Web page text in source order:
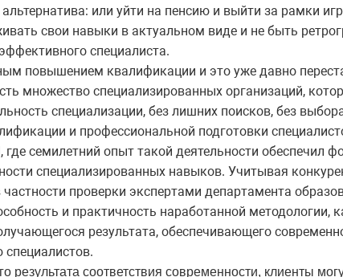
или уйти на пенсию и выйти за рамки
свои навыки в актуальном виде и не быть
специалиста.
повышением квалификации и это уже давно
множество специализированных организаций,
специализации, без лишних поисков, без
и профессиональной подготовки
семилетний опыт такой деятельности обеспечил
специализированных навыков. Учитывая
частности проверки экспертами департамента
и практичность наработанной методологии,
результата, обеспечивающего
результата соответствия современности, клиенты